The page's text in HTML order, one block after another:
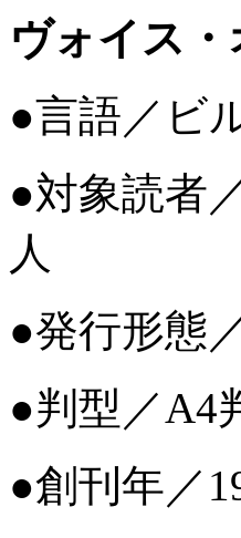
ヴォイス
●言語／ビ
●対象読者
人
●発行形態
●判型／
●創刊年／